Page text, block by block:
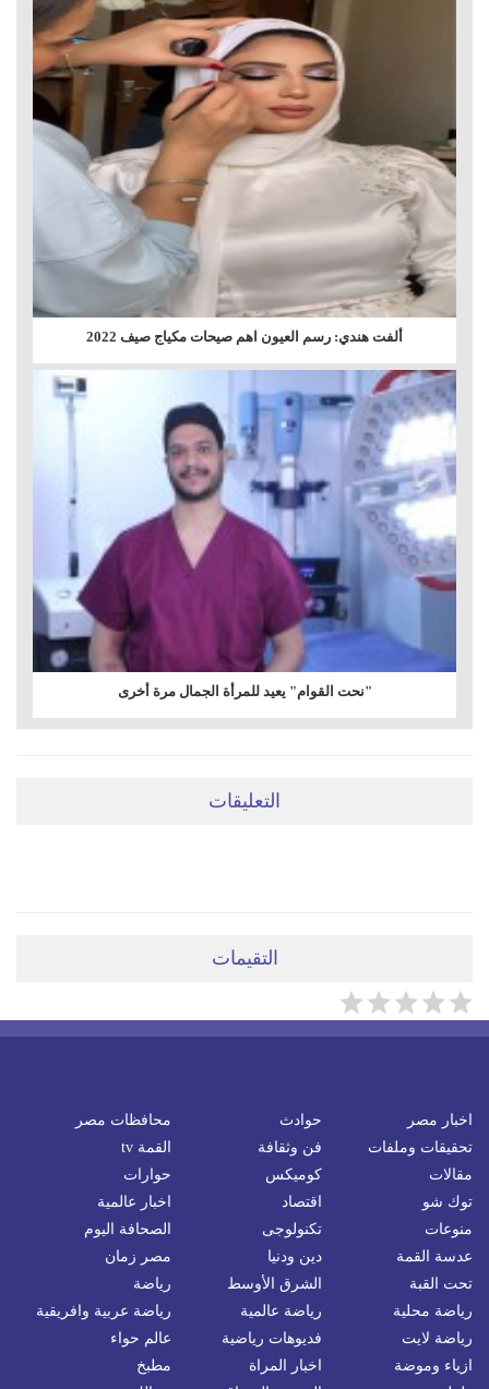
ألفت هندي: رسم العيون اهم صيحات مكياج صيف 2022
"نحت القوام" يعيد للمرأة الجمال مرة أخرى
التعليقات
التقيمات
اخبار مصر حوادث
محافظات مصر
تحقيقات وملفات
فن وثقافة
القمة tv
مقالات
كوميكس
حوارات
توك شو
اقتصاد
اخبار عالمية
منوعات
تكنولوجى
الصحافة اليوم
عدسة القمة
دين ودنيا
مصر زمان
تحت القبة
الشرق الأوسط
رياضة
رياضة محلية
رياضة عالمية
رياضة عربية وافريقية
رياضة لايت
فديوهات رياضية
عالم حواء
ازياء وموضة
اخبار المراة
مطبخ